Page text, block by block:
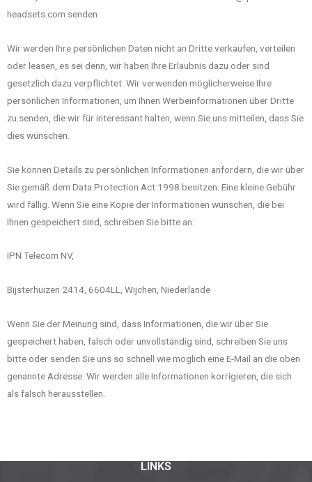
headsets.com senden
Wir werden Ihre persönlichen Daten nicht an Dritte verkaufen, verteilen
oder leasen, es sei denn, wir haben Ihre Erlaubnis dazu oder sind
gesetzlich dazu verpflichtet. Wir verwenden möglicherweise Ihre
persönlichen Informationen, um Ihnen Werbeinformationen über Dritte
zu senden, die wir für interessant halten, wenn Sie uns mitteilen, dass Sie
dies wünschen.
Sie können Details zu persönlichen Informationen anfordern, die wir über
Sie gemäß dem Data Protection Act 1998 besitzen. Eine kleine Gebühr
wird fällig. Wenn Sie eine Kopie der Informationen wünschen, die bei
Ihnen gespeichert sind, schreiben Sie bitte an:
IPN Telecom NV,
Bijsterhuizen 2414, 6604LL, Wijchen, Niederlande
Wenn Sie der Meinung sind, dass Informationen, die wir über Sie
gespeichert haben, falsch oder unvollständig sind, schreiben Sie uns
bitte oder senden Sie uns so schnell wie möglich eine E-Mail an die oben
genannte Adresse. Wir werden alle Informationen korrigieren, die sich
als falsch herausstellen.
LINKS